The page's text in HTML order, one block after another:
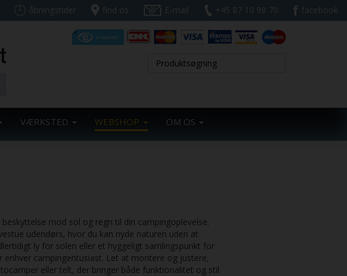
åbningstider find os E-mail +45 87 10 98 70 facebook
VÆRKSTED WEBSHOP OM OS
mod sol og regn til din campingoplevelse.
udendørs, hvor du kan nyde naturen uden at
ly for solen eller et hyggeligt samlingspunkt for
campingentusiast. Let at montere og justere,
eller telt, der bringer både funktionalitet og stil